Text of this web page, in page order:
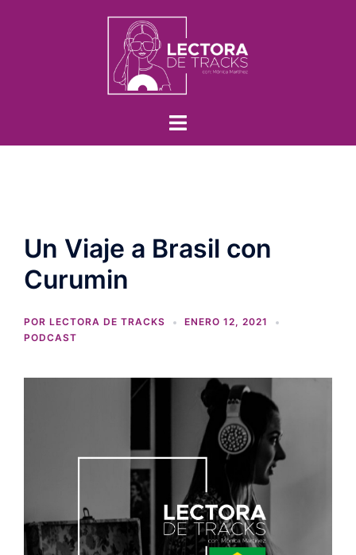
Un Viaje a Brasil con
Curumin
POR LECTORA DE TRACKS
ENERO 12, 2021
PODCAST